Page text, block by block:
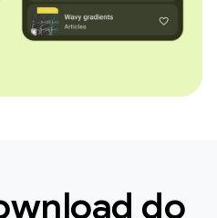
do